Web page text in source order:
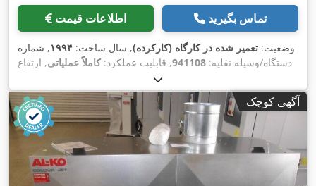
اطلاعات قیمت تماس بگیرید
وضعیت: تعمیر شده در کارگاه (کارکرده), سال ساخت: ۱۹۹۴, شماره
دستگاه/وسیله نقلیه: 941108, قابلیت عملکرد:کاملاً عملیاتی, ارتفاع
, طول کل:۲٬۵۸۰ میلی‌متر
میلی‌متر,
آگهی کوچک